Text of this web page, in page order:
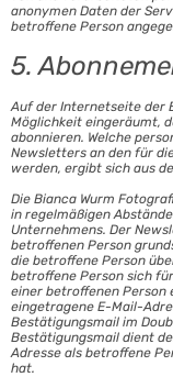
anonymen Daten der
betroffene Person
5.
Auf der Internetseite der
Möglichkeit eingeräumt,
abonnieren. Welche
Newsletters an den für
werden, ergibt sich aus
Die Bianca Wurm
in regelmäßigen
Unternehmens. Der
betroffenen Person
die betroffene Person
betroffene Person sich
einer betroffenen
eingetragene E-Mail-
Bestätigungsmail im
Bestätigungsmail dient
Adresse als betroffene
hat.